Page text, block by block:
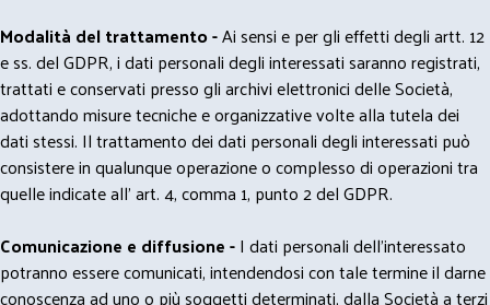
Modalità del trattamento -Ai sensi e per gli effetti degli artt. 12
e ss. del GDPR, i dati personali degli interessati saranno registrati,
trattati e conservati presso gli archivi elettronici delle Società,
adottando misure tecniche e organizzative volte alla tutela dei
dati stessi. Il trattamento dei dati personali degli interessati può
consistere in qualunque operazione o complesso di operazioni tra
quelle indicate all' art. 4, comma 1, punto 2 del GDPR.
Comunicazione e diffusione -I dati personali dell’interessato
potranno essere comunicati, intendendosi con tale termine il darne
conoscenza ad uno o più soggetti determinati, dalla Società a terzi